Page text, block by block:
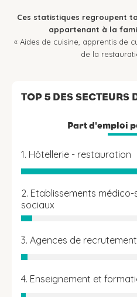
Ces statistiques regroupent
appartenant à la
« Aides de cuisine, apprentis de
de la
TOP 5 DES SECTEURS
Part d'emploi
1. Hôtellerie - restauration
2. Etablissements
sociaux
3. Agences de
4. Enseignement et